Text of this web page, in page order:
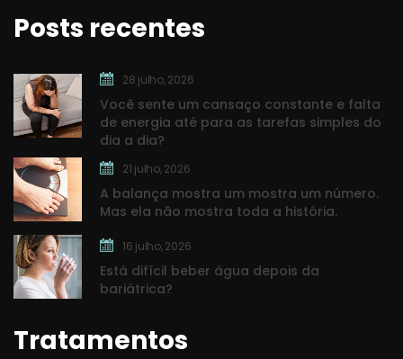
Posts recente
28 julho, 2026
Você sente um cansaço constante e falta
de energia até para as tarefas simples do
dia a dia?
21 julho, 2026
A balança mostra um mostra um número.
Mas ela não mostra toda a história.
16 julho, 2026
Está difícil beber água depois da
bariátrica?
Tratamento